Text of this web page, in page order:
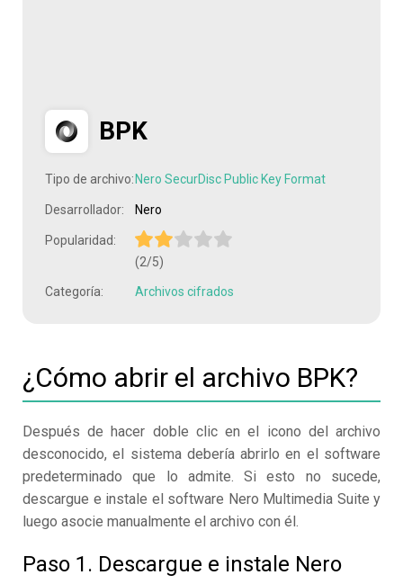
BPK
Tipo de archivo: Nero SecurDisc Public Key Format
Desarrollador: Nero
Popularidad:
(2/5)
Categoría: Archivos cifrados
¿Cómo abrir el archivo BPK?
Después de hacer doble clic en el icono del archivo
desconocido, el sistema debería abrirlo en el software
predeterminado que lo admite. Si esto no sucede,
descargue e instale el software Nero Multimedia Suite y
luego asocie manualmente el archivo con él.
Paso 1. Descargue e instale Nero